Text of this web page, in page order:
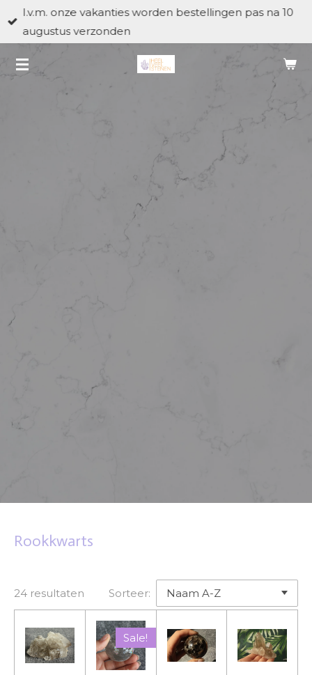
Ga
direct
de
hoofdinhoud
I.v.m. onze vakanties worden bestellingen pas na 10
augustus verzonden
Rookkwarts
24 resultaten Sorteer:
Sale!